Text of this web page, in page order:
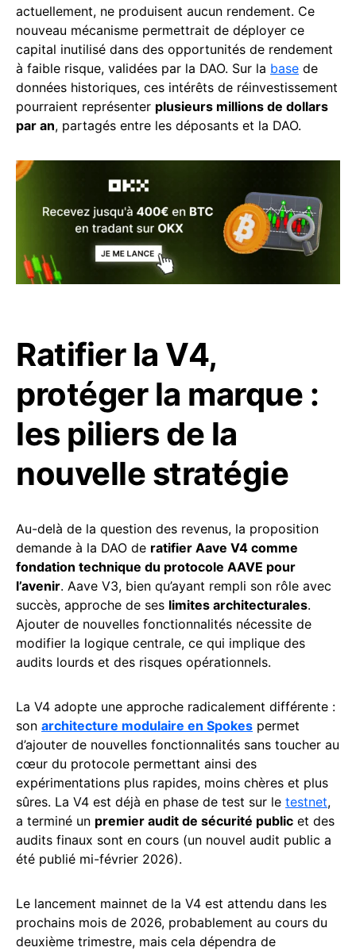
actuellement, ne produisent aucun rendement. Ce
nouveau mécanisme permettrait de déployer ce
capital inutilisé dans des opportunités de rendement
à faible risque, validées par la DAO. Sur la base de
données historiques, ces intérêts de réinvestissement
pourraient représenter plusieurs millions de dollars
par an, partagés entre les déposants et la DAO.
Ratifier la V4,
protéger la marque :
les piliers de la
nouvelle stratégie
Au-delà de la question des revenus, la proposition
demande à la DAO de ratifier Aave V4 comme
fondation technique du protocole AAVE pour
l’avenir. Aave V3, bien qu’ayant rempli son rôle avec
succès, approche de ses limites architecturales.
Ajouter de nouvelles fonctionnalités nécessite de
modifier la logique centrale, ce qui implique des
audits lourds et des risques opérationnels.
La V4 adopte une approche radicalement différente :
son architecture modulaire en Spokes permet
d’ajouter de nouvelles fonctionnalités sans toucher au
cœur du protocole permettant ainsi des
expérimentations plus rapides, moins chères et plus
sûres. La V4 est déjà en phase de test sur le testnet,
a terminé un premier audit de sécurité public et des
audits finaux sont en cours (un nouvel audit public a
été publié mi-février 2026).
Le lancement mainnet de la V4 est attendu dans les
prochains mois de 2026, probablement au cours du
deuxième trimestre, mais cela dépendra de